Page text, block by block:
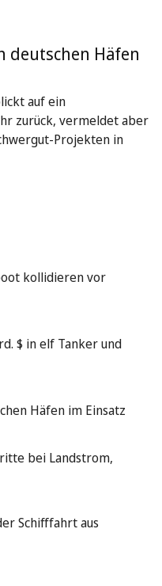
deutschen Häfen
auf ein
zurück, vermeldet aber
Projekten in
kollidieren vor
$ in elf Tanker und
Häfen im Einsatz
bei Landstrom,
Schifffahrt aus